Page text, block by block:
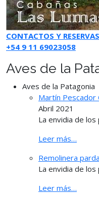
CONTACTOS Y RESERVAS
+54 9 11 69023058
Aves de la
Aves de la Patagonia
Martín
Abril 2021
La envidia de
Leer más…
Remolinera
La envidia de
Leer más…